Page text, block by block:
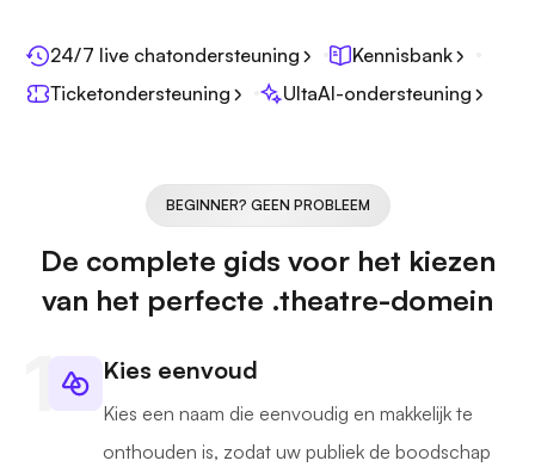
24/7 live chatondersteuning
Kennisbank
Ticketondersteuning
UltaAI-ondersteuning
BEGINNER? GEEN PROBLEEM
De complete gids voor het kiezen
van het perfecte .theatre-domein
Kies eenvoud
Kies een naam die eenvoudig en makkelijk te
onthouden is, zodat uw publiek de boodschap